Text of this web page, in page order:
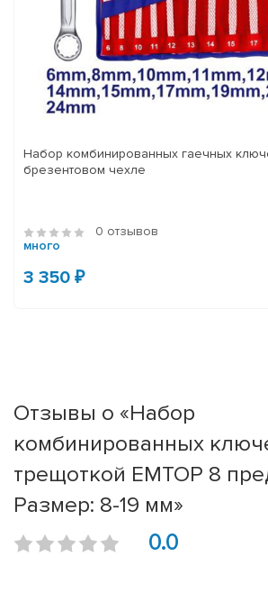
Набор комбинированных гаечных
брезентовом чехле
0 отзывов
много
3 350 ₽
Отзывы о «Набор
комбинированных
трещоткой EMTOP 8
Размер: 8-19 мм»
0.0